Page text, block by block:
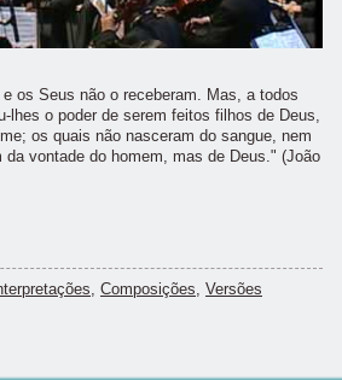
os Seus não o receberam. Mas, a todos
lhes o poder de serem feitos filhos de Deus,
os quais não nasceram do sangue, nem
da vontade do homem, mas de Deus." (João
, Composições, Versões